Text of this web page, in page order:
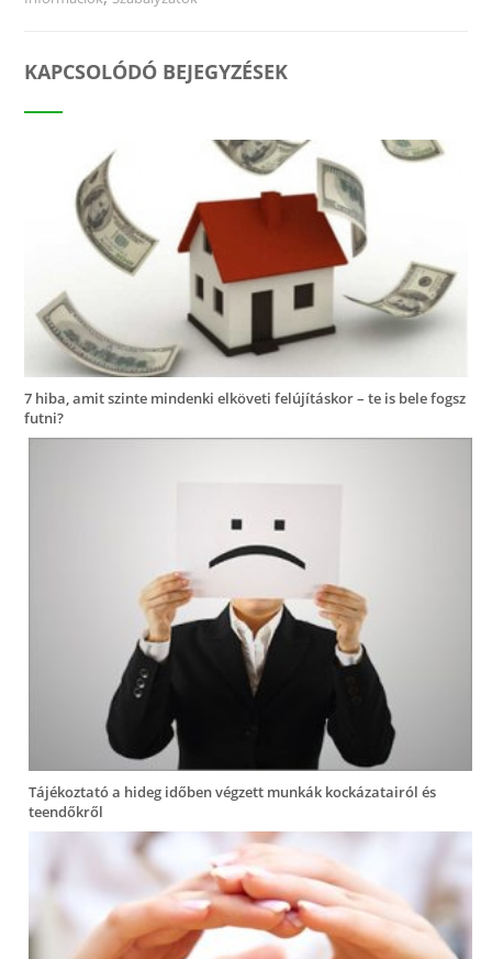
KAPCSOLÓDÓ BEJEGYZÉSEK
7 hiba, amit szinte mindenki elköveti felújításkor – te is bele fogsz
futni?
Tájékoztató a hideg időben végzett munkák kockázatairól és
teendőkről